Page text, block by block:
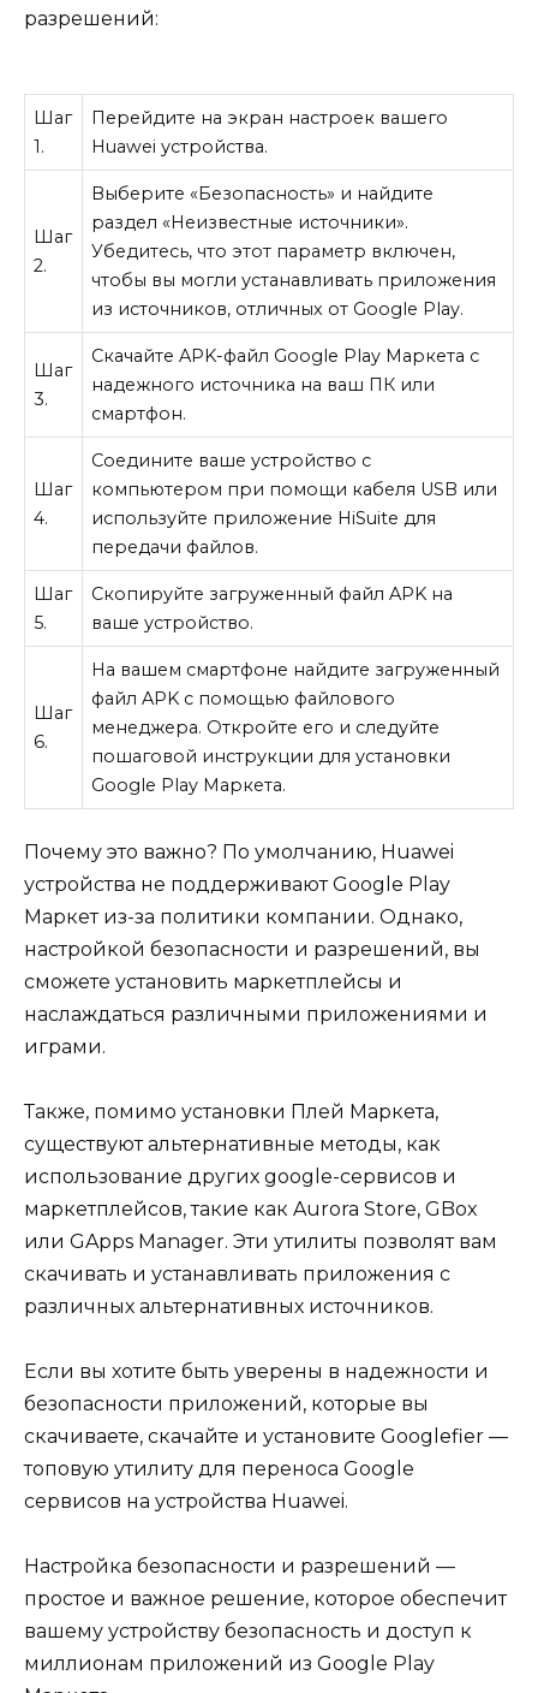
разрешений:
Шаг
1.
Перейдите на экран настроек вашего
Huawei устройства.
Шаг
2.
Выберите «Безопасность» и найдите
раздел «Неизвестные источники».
Убедитесь, что этот параметр включен,
чтобы вы могли устанавливать приложения
из источников, отличных от Google Play.
Шаг
3.
Скачайте APK-файл Google Play Маркета с
надежного источника на ваш ПК или
смартфон.
Шаг
4.
Соедините ваше устройство с
компьютером при помощи кабеля USB или
используйте приложение HiSuite для
передачи файлов.
Шаг
5.
Скопируйте загруженный файл APK на
ваше устройство.
Шаг
6.
На вашем смартфоне найдите загруженный
файл APK с помощью файлового
менеджера. Откройте его и следуйте
пошаговой инструкции для установки
Google Play Маркета.
Почему это важно? По умолчанию, Huawei
устройства не поддерживают Google Play
Маркет из-за политики компании. Однако,
настройкой безопасности и разрешений, вы
сможете установить маркетплейсы и
наслаждаться различными приложениями и
играми.
Также, помимо установки Плей Маркета,
существуют альтернативные методы, как
использование других google-сервисов и
маркетплейсов, такие как Aurora Store, GBox
или GApps Manager. Эти утилиты позволят вам
скачивать и устанавливать приложения с
различных альтернативных источников.
Если вы хотите быть уверены в надежности и
безопасности приложений, которые вы
скачиваете, скачайте и установите Googlefier —
топовую утилиту для переноса Google
сервисов на устройства Huawei.
Настройка безопасности и разрешений —
простое и важное решение, которое обеспечит
вашему устройству безопасность и доступ к
миллионам приложений из Google Play